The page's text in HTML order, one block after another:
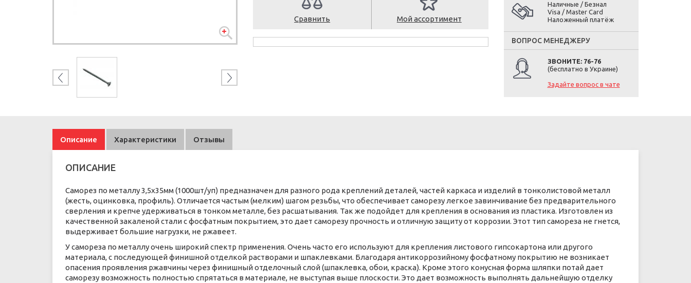
Сравнить Мой ассортимент
Наличные / Безнал
Visa / Master Card
Наложенный платёж
ВОПРОС МЕНЕДЖЕРУ
ЗВОНИТЕ: 76-76
(бесплатно в Украине)
Задайте вопрос в чате
Описание Характеристики Отзывы
ОПИСАНИЕ
Саморез по металлу 3,5х35мм (1000шт/уп) предназначен для разного рода креплений деталей, частей каркаса и изделий в тонколистовой металл
(жесть, оцинковка, профиль). Отличается частым (мелким) шагом резьбы, что обеспечивает саморезу легкое завинчивание без предварительного
сверления и крепче удерживаться в тонком металле, без расшатывания. Так же подойдет для крепления в основания из пластика. Изготовлен из
качественной закаленой стали с фосфатным покрытием, это дает саморезу прочность и отличную защиту от коррозии. Этот тип самореза не гнется,
выдерживает большие нагрузки, не ржавеет.
У самореза по металлу очень широкий спектр применения. Очень часто его используют для крепления листового гипсокартона или другого
материала, с последующей финишной отделкой растворами и шпаклевками. Благодаря антикоррозийному фосфатному покрытию не возникает
опасения проявления ржавчины через финишный отделочный слой (шпаклевка, обои, краска). Кроме этого конусная форма шляпки потай дает
саморезу возможность полностью спрятаться в материале, не выступая выше плоскости. Это дает возможность выполнять дальнейшую отделку